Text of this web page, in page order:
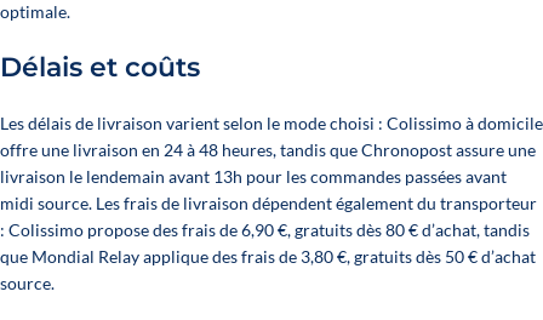
optimale.
Délais et coûts
Les délais de livraison varient selon le mode choisi : Colissimo à domicile
offre une livraison en 24 à 48 heures, tandis que Chronopost assure une
livraison le lendemain avant 13h pour les commandes passées avant
midi source. Les frais de livraison dépendent également du transporteur
: Colissimo propose des frais de 6,90 €, gratuits dès 80 € d’achat, tandis
que Mondial Relay applique des frais de 3,80 €, gratuits dès 50 € d’achat
source.